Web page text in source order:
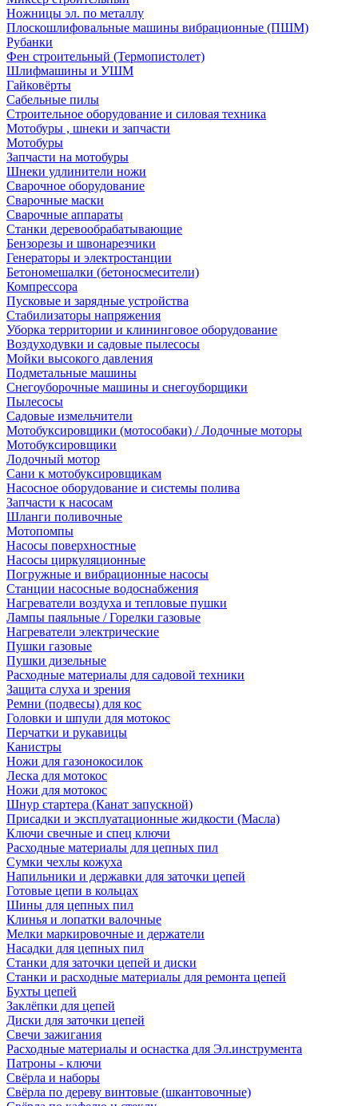
Ножницы эл. по металлу
Плоскошлифовальные машины вибрационные (ПШМ)
Рубанки
Фен строительный (Термопистолет)
Шлифмашины и УШМ
Гайковёрты
Сабельные пилы
Строительное оборудование и силовая техника
Мотобуры , шнеки и запчасти
Мотобуры
Запчасти на мотобуры
Шнеки удлинители ножи
Сварочное оборудование
Сварочные маски
Сварочные аппараты
Станки деревообрабатывающие
Бензорезы и швонарезчики
Генераторы и электростанции
Бетономешалки (бетоносмесители)
Компрессора
Пусковые и зарядные устройства
Стабилизаторы напряжения
Уборка территории и клининговое оборудование
Воздуходувки и садовые пылесосы
Мойки высокого давления
Подметальные машины
Снегоуборочные машины и снегоуборщики
Пылесосы
Садовые измельчители
Мотобуксировщики (мотособаки) / Лодочные моторы
Мотобуксировщики
Лодочный мотор
Сани к мотобуксировщикам
Насосное оборудование и системы полива
Запчасти к насосам
Шланги поливочные
Мотопомпы
Насосы поверхностные
Насосы циркуляционные
Погружные и вибрационные насосы
Станции насосные водоснабжения
Нагреватели воздуха и тепловые пушки
Лампы паяльные / Горелки газовые
Нагреватели электрические
Пушки газовые
Пушки дизельные
Расходные материалы для садовой техники
Защита слуха и зрения
Ремни (подвесы) для кос
Головки и шпули для мотокос
Перчатки и рукавицы
Канистры
Ножи для газонокосилок
Леска для мотокос
Ножи для мотокос
Шнур стартера (Канат запускной)
Присадки и эксплуатационные жидкости (Масла)
Ключи свечные и спец ключи
Расходные материалы для цепных пил
Сумки чехлы кожуха
Напильники и державки для заточки цепей
Готовые цепи в кольцах
Шины для цепных пил
Клинья и лопатки валочные
Мелки маркировочные и держатели
Насадки для цепных пил
Станки для заточки цепей и диски
Станки и расходные материалы для ремонта цепей
Бухты цепей
Заклёпки для цепей
Диски для заточки цепей
Свечи зажигания
Расходные материалы и оснастка для Эл.инструмента
Патроны - ключи
Свёрла и наборы
Свёрла по дереву винтовые (шкантовочные)